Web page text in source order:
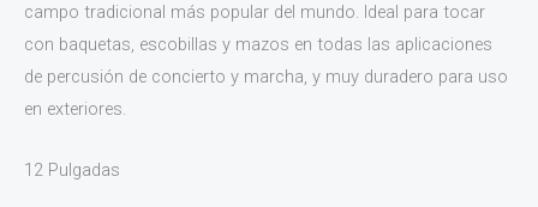
campo tradicional más popular del mundo. Ideal para tocar
con baquetas, escobillas y mazos en todas las aplicaciones
de percusión de concierto y marcha, y muy duradero para uso
en exteriores.
12 Pulgadas